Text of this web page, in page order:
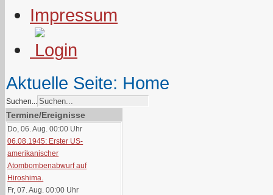
Impressum
Aktuelle Seite: Home
Suchen...
Termine/Ereignisse
Do, 06. Aug. 00:00 Uhr
06.08.1945: Erster US-
amerikanischer
Atombombenabwurf auf
Hiroshima.
Fr, 07. Aug. 00:00 Uhr